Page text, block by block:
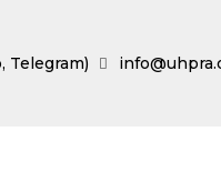
Telegram)